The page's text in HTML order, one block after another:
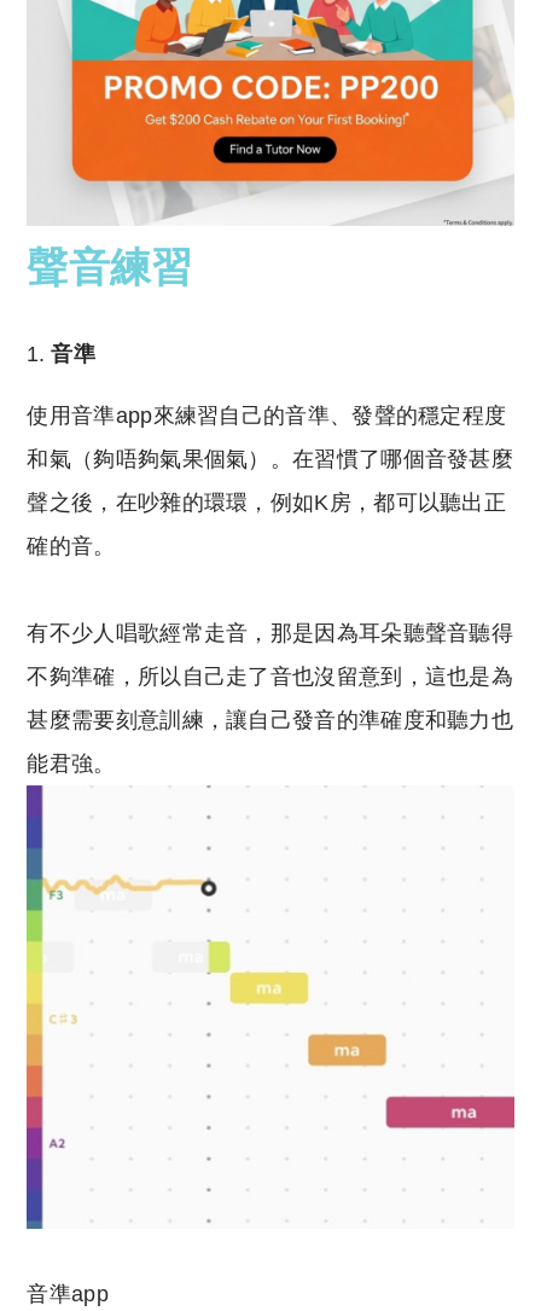
聲音練習
音準
使用音準app來練習自己的音準、發聲的穩定程度
和氣（夠唔夠氣果個氣）。在習慣了哪個音發甚麼
聲之後，在吵雜的環環，例如K房，都可以聽出正
確的音。
有不少人唱歌經常走音，那是因為耳朵聽聲音聽得
不夠準確，所以自己走了音也沒留意到，這也是為
甚麼需要刻意訓練，讓自己發音的準確度和聽力也
能君強。
音準app